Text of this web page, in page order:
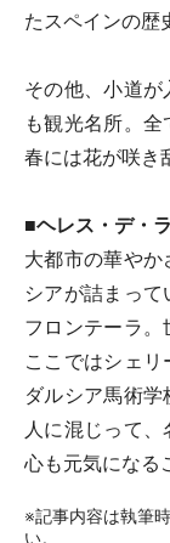
たスペインの歴
その他、小道
も観光名所。全
春には花が咲き
■ヘレス・デ・
大都市の華や
シアが詰まって
フロンテーラ。
ここではシェ
ダルシア馬術
人に混じって
心も元気になる
※記事内容は執筆
い。